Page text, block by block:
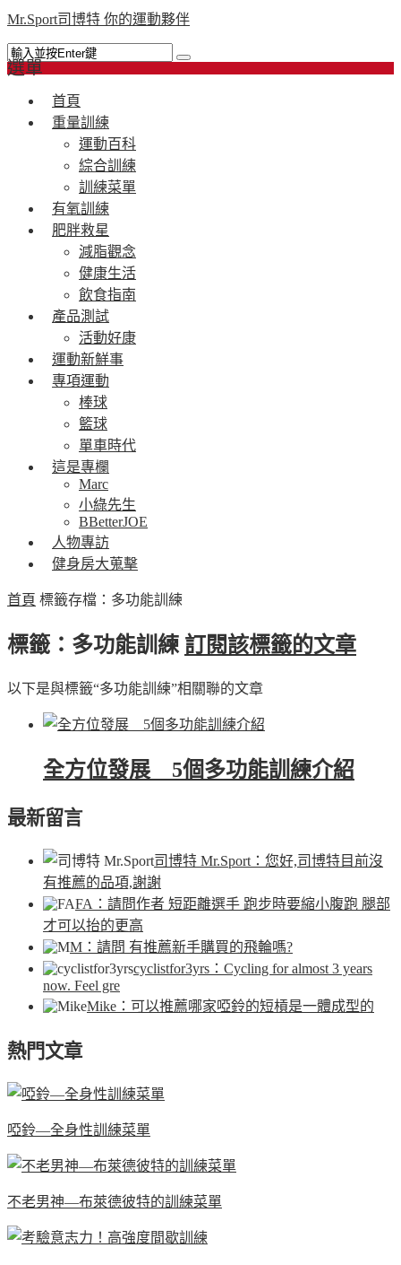
Mr.Sport司博特 你的運動夥伴
選單
首頁
重量訓練
運動百科
綜合訓練
訓練菜單
有氧訓練
肥胖救星
減脂觀念
健康生活
飲食指南
產品測試
活動好康
運動新鮮事
專項運動
棒球
籃球
單車時代
這是專欄
Marc
小綠先生
BBetterJOE
人物專訪
健身房大蒐擊
首頁 標籤存檔：多功能訓練
標籤：多功能訓練 訂閱該標籤的文章
以下是與標籤“多功能訓練”相關聯的文章
全方位發展 5個多功能訓練介紹
最新留言
司博特 Mr.Sport ：您好,司博特目前沒
有推薦的品項,謝謝
FA ：請問作者 短距離選手 跑步時要縮小腹跑 腿部
才可以抬的更高
M ：請問 有推薦新手購買的飛輪嗎?
cyclistfor3yrs ：Cycling for almost 3 years
now. Feel gre
Mike ：可以推薦哪家啞鈴的短槓是一體成型的
熱門文章
啞鈴—全身性訓練菜單
不老男神—布萊德彼特的訓練菜單